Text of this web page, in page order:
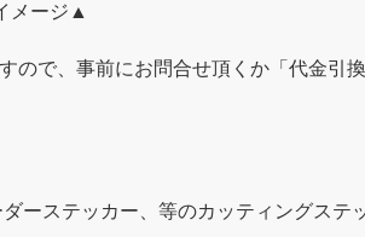
メージ▲
で、事前にお問合せ頂くか「代金引
ーステッカー、等のカッティングステ